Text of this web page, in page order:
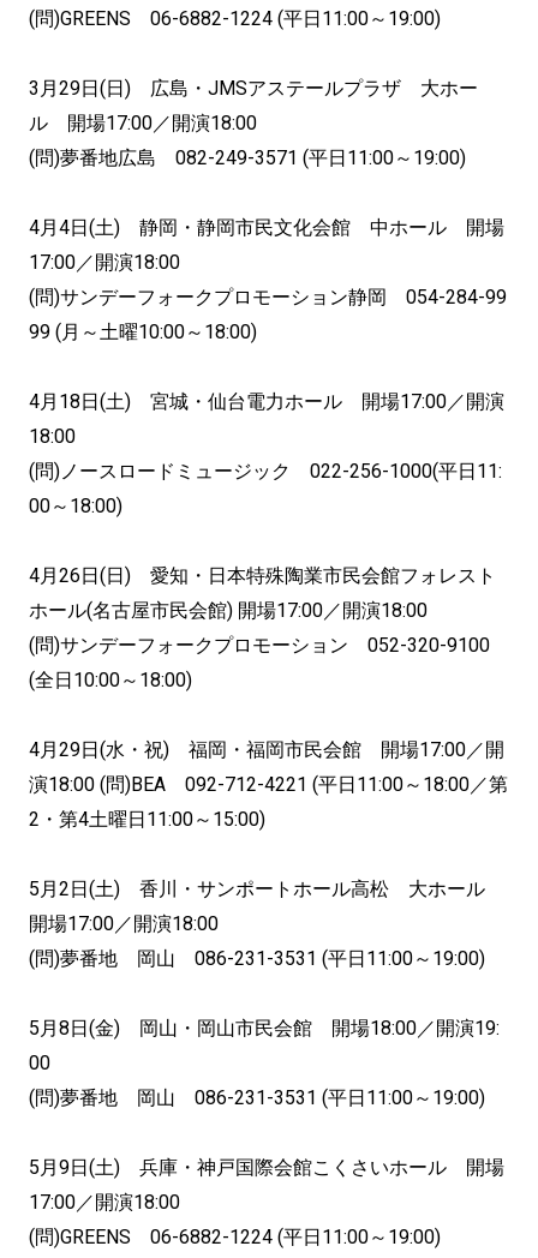
(問)GREENS 06-6882-1224 (平日11:00～19:00)
3月29日(日) 広島・JMSアステールプラザ 大ホー
ル 開場17:00／開演18:00
(問)夢番地広島 082-249-3571 (平日11:00～19:00)
4月4日(土) 静岡・静岡市民文化会館 中ホール 開場
17:00／開演18:00
(問)サンデーフォークプロモーション静岡 054-284-99
99 (月～土曜10:00～18:00)
4月18日(土) 宮城・仙台電力ホール 開場17:00／開演
18:00
(問)ノースロードミュージック 022-256-1000(平日11:
00～18:00)
4月26日(日) 愛知・日本特殊陶業市民会館フォレスト
ホール(名古屋市民会館) 開場17:00／開演18:00
(問)サンデーフォークプロモーション 052-320-9100
(全日10:00～18:00)
4月29日(水・祝) 福岡・福岡市民会館 開場17:00／開
演18:00 (問)BEA 092-712-4221 (平日11:00～18:00／第
2・第4土曜日11:00～15:00)
5月2日(土) 香川・サンポートホール高松 大ホール
開場17:00／開演18:00
(問)夢番地 岡山 086-231-3531 (平日11:00～19:00)
5月8日(金) 岡山・岡山市民会館 開場18:00／開演19:
00
(問)夢番地 岡山 086-231-3531 (平日11:00～19:00)
5月9日(土) 兵庫・神戸国際会館こくさいホール 開場
17:00／開演18:00
(問)GREENS 06-6882-1224 (平日11:00～19:00)